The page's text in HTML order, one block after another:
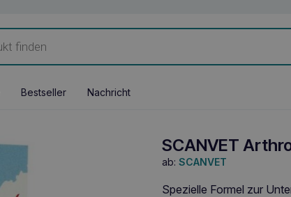
Bestseller Nachricht
SCANVET
ab: SCANVET
Spezielle Formel zur